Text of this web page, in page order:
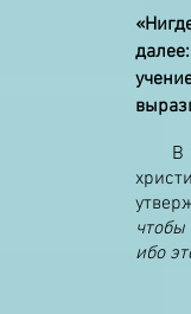
далее:
В
ибо